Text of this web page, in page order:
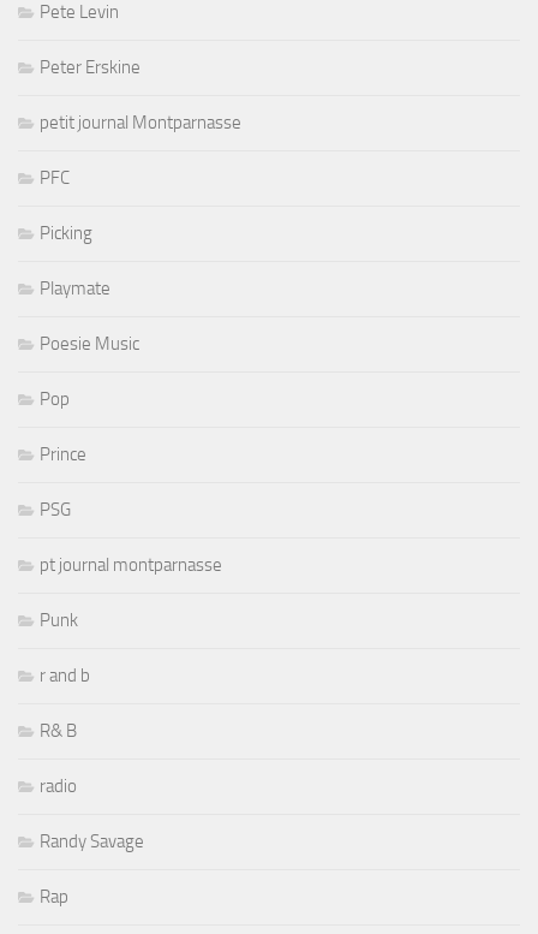
Pete Levin
Peter Erskine
petit journal Montparnasse
PFC
Picking
Playmate
Poesie Music
Pop
Prince
PSG
pt journal montparnasse
Punk
r and b
R& B
radio
Randy Savage
Rap